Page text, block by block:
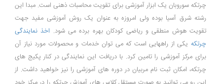
چرتکه سوروبان یک ابزار آموزشی برای تقویت محاسبات ذهنی است. مبدا این
رشته شرق آسیا بوده ولی امروزه به عنوان یک روش آموزشی مفید جهت
تقویت هوش منطقی و ریاضی کودکان بهره برده می شود. اخذ نمایندگی
چرتکه یکی از راههایی است که می توان خدمات و محصولات مورد نیاز آن
برای مرکز آموزشی را تامین کرد. با دریافت این نمایندگی در کنار پکیج های
چرتکه، امکان ثبت نام مربیان در دوره های آموزشی را نیز خواهید داشت. از